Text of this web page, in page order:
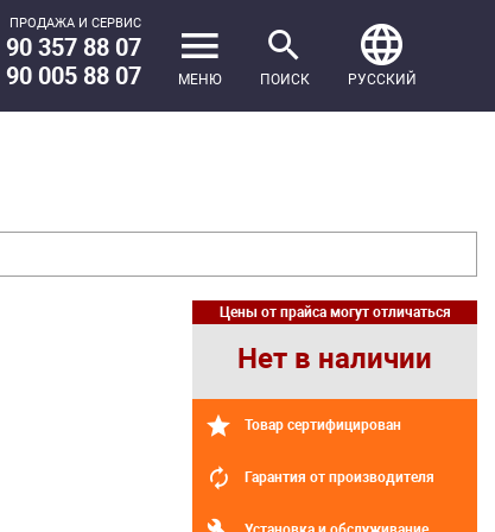
ПРОДАЖА И СЕРВИС
90 357 88 07
90 005 88 07 МЕНЮ ПОИСК РУССКИЙ
Цены от прайса могут отличаться
Нет в наличии
Товар сертифицирован
Гарантия от производителя